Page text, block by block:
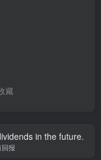
藏
in the future.
报